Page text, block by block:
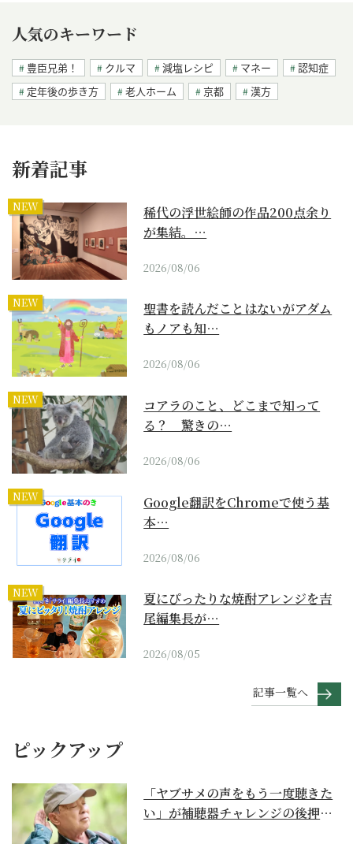
人気のキーワード
豊臣兄弟！ クルマ 減塩レシピ マネー
認知症
定年後の歩き方
老人ホーム 京都 漢方
新着記事
NEW
稀代の浮世絵師の作品200点余り
が集結。…
2026/08/06
NEW
聖書を読んだことはないがアダム
もノアも知…
2026/08/06
NEW
コアラのこと、どこまで知って
る？ 驚きの…
2026/08/06
NEW
Google翻訳をChromeで使う基
本…
2026/08/06
NEW
夏にぴったりな焼酎アレンジを吉
尾編集長が…
2026/08/05
記事一覧へ
ピックアップ
「ヤブサメの声をもう一度聴きた
い」が補聴器チャレンジの後押し